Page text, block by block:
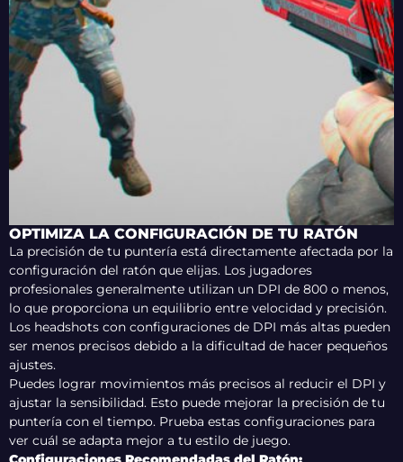
OPTIMIZA LA CONFIGURACIÓN DE TU RATÓN
La precisión de tu puntería está directamente afectada por la
configuración del ratón que elijas. Los jugadores
profesionales generalmente utilizan un DPI de 800 o menos,
lo que proporciona un equilibrio entre velocidad y precisión.
Los headshots con configuraciones de DPI más altas pueden
ser menos precisos debido a la dificultad de hacer pequeños
ajustes.
Puedes lograr movimientos más precisos al reducir el DPI y
ajustar la sensibilidad. Esto puede mejorar la precisión de tu
puntería con el tiempo. Prueba estas configuraciones para
ver cuál se adapta mejor a tu estilo de juego.